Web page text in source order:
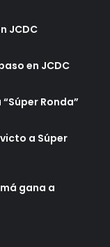
JCDC
en JCDC
Ronda”
a Súper
gana a